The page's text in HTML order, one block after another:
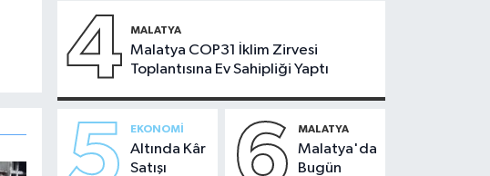
Bugün
Çekiliyor
2026
4 MALATYA
Malatya COP31 İklim Zirvesi
Toplantısına Ev Sahipliği Yaptı
EKONOMI
Altında Kâr
Satışı
MALATYA
Malatya'da
Bugün